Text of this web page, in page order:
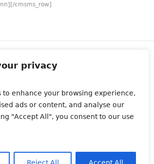
privacy
to enhance your browsing experience,
ads or content, and analyse our
"Accept All", you consent to our use
cmsms_row]
Abonnez-vous à notre